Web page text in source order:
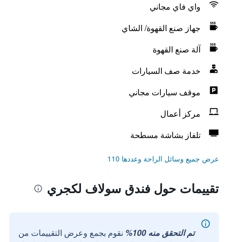
واي فاي مجاني
جهاز صنع القهوة/ الشاي
آلة صنع القهوة
خدمة صف السيارات
موقف سيارات مجاني
مركز أعمال
تلفاز بشاشة مسطحة
عرض جميع وسائل الراحة وعددها 110
تقييمات حول فندق سولاف لكجري
تم التحقق منه 100%
نقوم بجمع وعرض التقييمات من